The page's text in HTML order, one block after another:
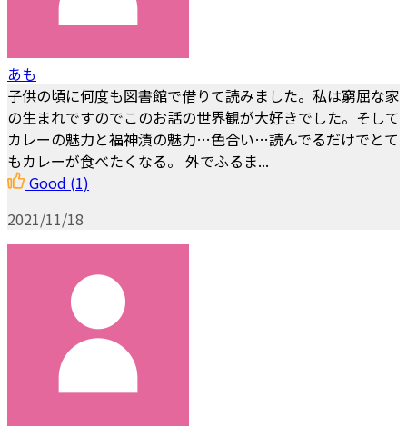
あも
子供の頃に何度も図書館で借りて読みました。私は窮屈な家
の生まれですのでこのお話の世界観が大好きでした。そして
カレーの魅力と福神漬の魅力…色合い…読んでるだけでとて
もカレーが食べたくなる。 外でふるま...
Good (1)
2021/11/18